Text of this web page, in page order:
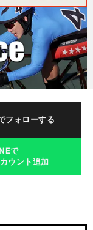
フォローする
で
ウント追加